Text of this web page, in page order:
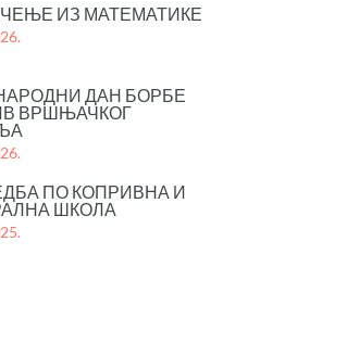
ИЗ МАТЕМАТИКЕ
ДАН БОРБЕ
ВРШЊАЧКОГ
ПО КОПРИВНА И
ШКОЛА